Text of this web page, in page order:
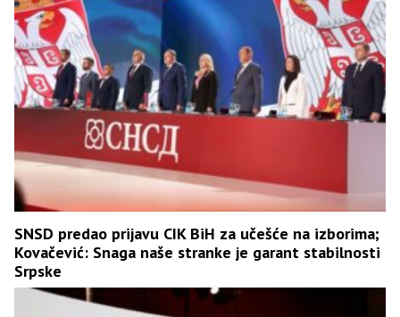
SNSD predao prijavu CIK BiH za učešće na izborima;
Kovačević: Snaga naše stranke je garant stabilnosti
Srpske